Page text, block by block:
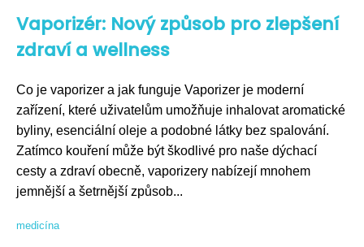
Vaporizér: Nový způsob pro zlepšení
zdraví a wellness
Co je vaporizer a jak funguje Vaporizer je moderní
zařízení, které uživatelům umožňuje inhalovat aromatické
byliny, esenciální oleje a podobné látky bez spalování.
Zatímco kouření může být škodlivé pro naše dýchací
cesty a zdraví obecně, vaporizery nabízejí mnohem
jemnější a šetrnější způsob...
medicína